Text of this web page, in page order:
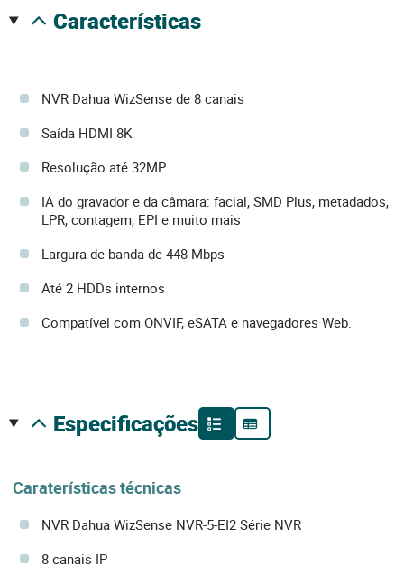
características
NVR Dahua WizSense de 8 canais
Saída HDMI 8K
Resolução até 32MP
IA do gravador e da câmara: facial, SMD Plus, metadados,
LPR, contagem, EPI e muito mais
Largura de banda de 448 Mbps
Até 2 HDDs internos
Compatível com ONVIF, eSATA e navegadores Web.
especificações
Caraterísticas técnicas
NVR Dahua WizSense NVR-5-EI2 Série NVR
8 canais IP